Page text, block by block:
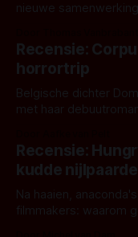
nieuwe
'Skeletons', een
opnames zijn gestart
Recensie:
horrortrip
Belgische dichter
met haar
achtergrond, belooft
iets ongrijpbaars. En
waar.
Recensie:
kudde
Na haaien,
filmmakers: waarom